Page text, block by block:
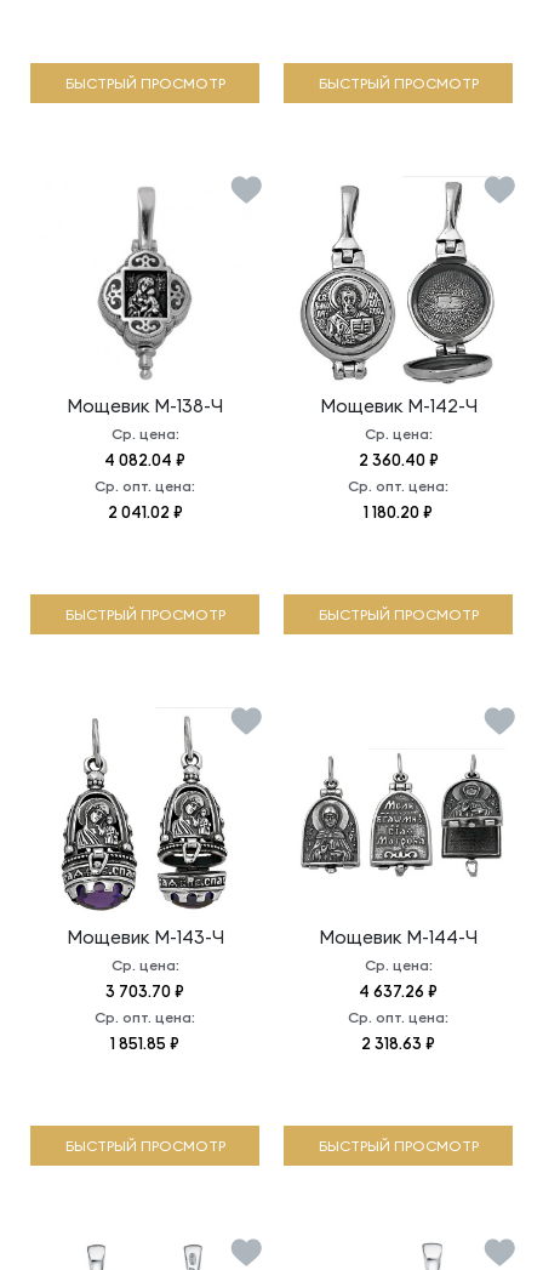
БЫСТРЫЙ ПРОСМОТР БЫСТРЫЙ ПРОСМОТР
Мощевик М-138-Ч
Ср. цена:
4 082.04 ₽
Ср. опт. цена:
2 041.02 ₽
БЫСТРЫЙ ПРОСМОТР
Мощевик М-142-Ч
Ср. цена:
2 360.40 ₽
Ср. опт. цена:
1 180.20 ₽
БЫСТРЫЙ ПРОСМОТР
Мощевик М-143-Ч
Ср. цена:
3 703.70 ₽
Ср. опт. цена:
1 851.85 ₽
БЫСТРЫЙ ПРОСМОТР
Мощевик М-144-Ч
Ср. цена:
4 637.26 ₽
Ср. опт. цена:
2 318.63 ₽
БЫСТРЫЙ ПРОСМОТР